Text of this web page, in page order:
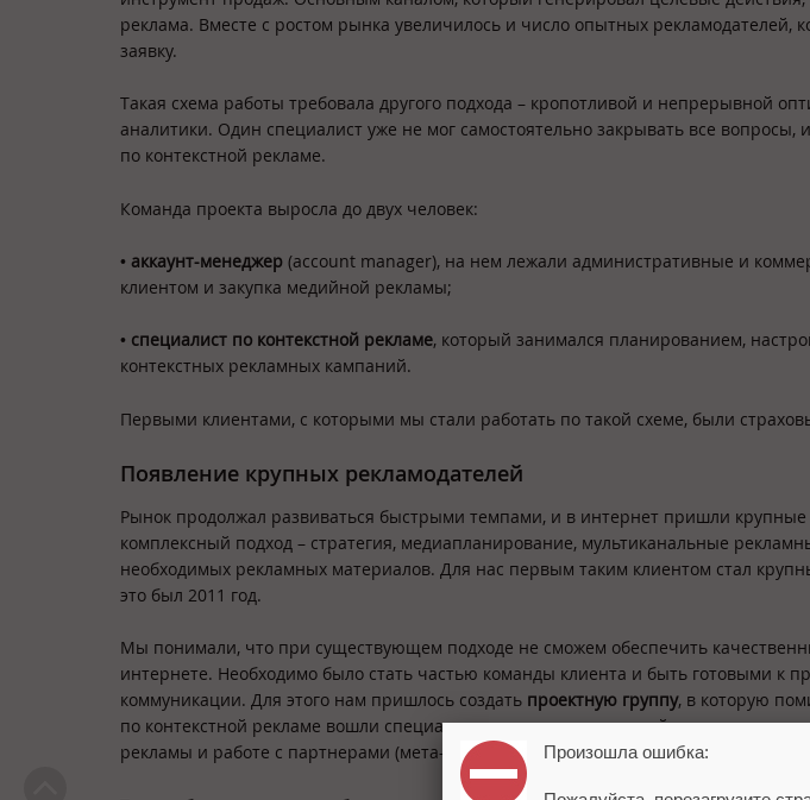
реклама. Вместе с ростом рынка увеличилось и число опытных рекламодателей,
заявку.
Такая схема работы требовала другого подхода – кропотливой и непрерывной
аналитики. Один специалист уже не мог самостоятельно закрывать все
по контекстной рекламе.
Команда проекта выросла до двух человек:
• аккаунт-менеджер (account manager), на нем лежали административные и
клиентом и закупка медийной рекламы;
• специалист по контекстной рекламе, который занимался планированием,
контекстных рекламных кампаний.
Первыми клиентами, с которыми мы стали работать по такой схеме, были
Появление крупных рекламодателей
Рынок продолжал развиваться быстрыми темпами, и в интернет пришли
комплексный подход – стратегия, медиапланирование, мультиканальные
необходимых рекламных материалов. Для нас первым таким клиентом стал
это был 2011 год.
Мы понимали, что при существующем подходе не сможем обеспечить
интернете. Необходимо было стать частью команды клиента и быть готовыми к
коммуникации. Для этого нам пришлось создать проектную группу, в которую
по контекстной рекламе вошли специалисты по таргетированной рекламе в
рекламы и работе с партнерами (мета-поисковиками).Произошла ошибка: